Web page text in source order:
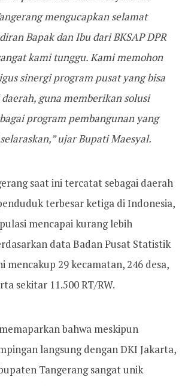
mengucapkan selamat
Bapak dan Ibu dari BKSAP DPR
kami tunggu. Kami memohon
sinergi program pusat yang bisa
guna memberikan solusi
program pembangunan yang
ujar Bupati Maesyal.
saat ini tercatat sebagai daerah
terbesar ketiga di Indonesia,
mencapai kurang lebih
data Badan Pusat Statistik
mencakup 29 kecamatan, 246 desa,
sekitar 11.500 RT/RW.
bahwa meskipun
langsung dengan DKI Jakarta,
Tangerang sangat unik